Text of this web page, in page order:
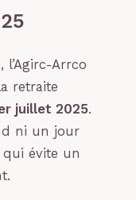
Arrco
retraite
juillet 2025.
ni un jour
qui évite un